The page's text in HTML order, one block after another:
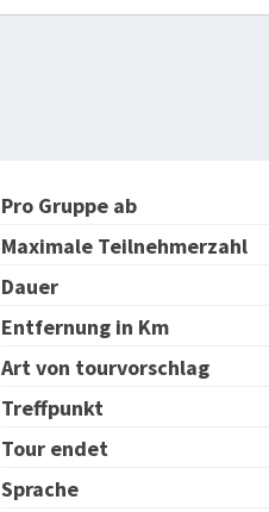
Pro Gruppe ab
Maximale Teilnehmerzahl
Dauer
Entfernung in Km
Art von tourvorschlag
Treffpunkt
Tour endet
Sprache